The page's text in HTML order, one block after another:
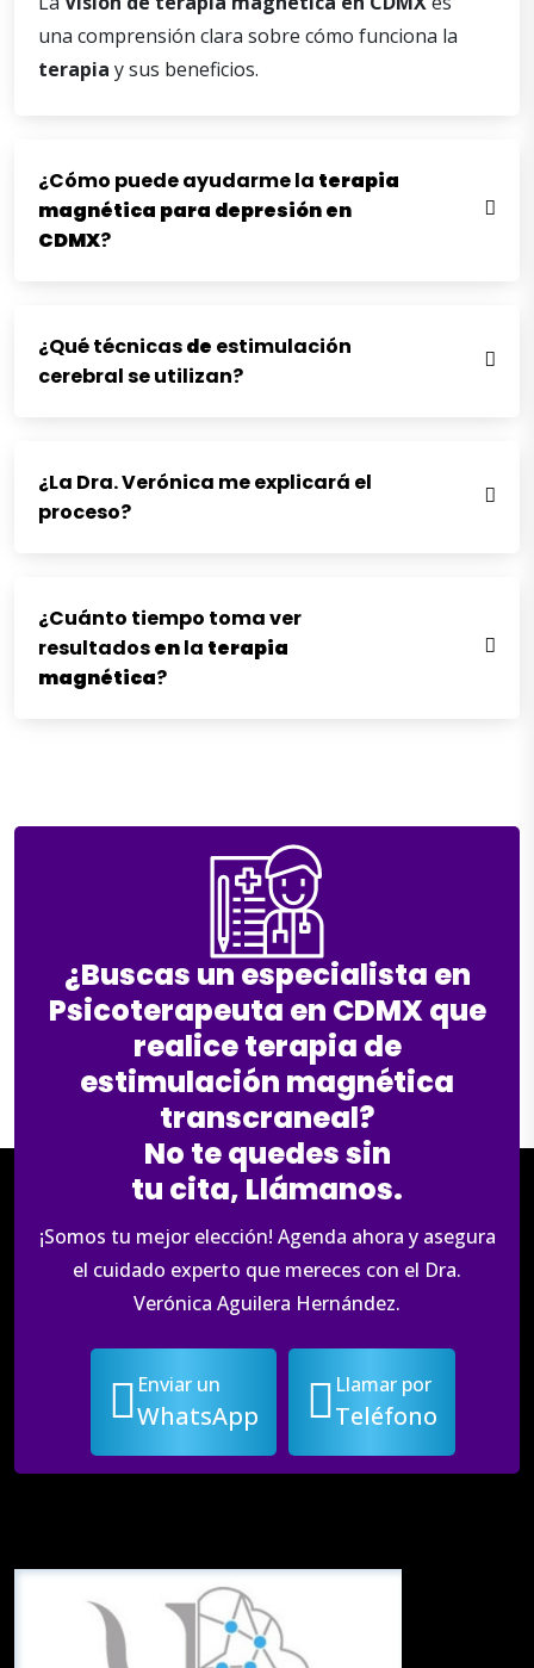
una comprensión clara sobre cómo funciona la
terapia y sus beneficios.
¿Cómo puede ayudarme la terapia
magnética para depresiónen
CDMX?
¿Qué técnicasde estimulación
cerebral se utilizan?
¿La Dra. Verónica me explicará el
proceso?
¿Cuánto tiempo toma ver
resultadosenla terapia
magnética?
¿Buscas un especialista en
Psicoterapeuta en CDMX que
realice terapia de
estimulación magnética
transcraneal?
No te quedes sin
tu cita, Llámanos.
¡Somos tu mejor elección! Agenda ahora y asegura
el cuidado experto que mereces con el Dra.
Verónica Aguilera Hernández.
Enviar un
WhatsApp
Llamar por
Teléfono